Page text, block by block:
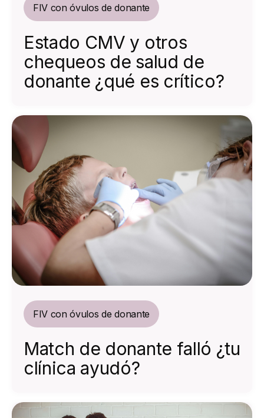
FIV con óvulos de donante
Estado CMV y otros
chequeos de salud de
donante ¿qué es crítico?
FIV con óvulos de donante
Match de donante falló ¿tu
clínica ayudó?